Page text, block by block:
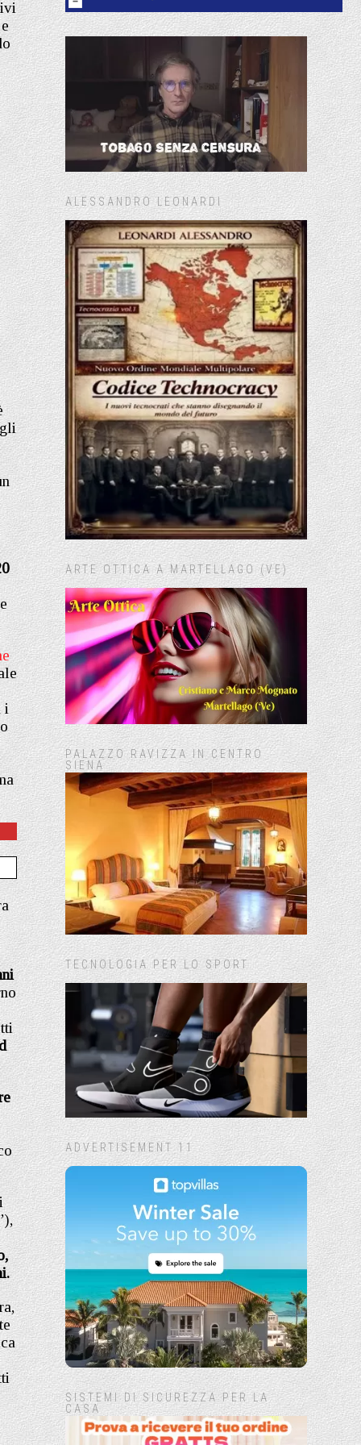
i
ALESSANDRO LEONARDI
ARTE OTTICA A MARTELLAGO (VE)
PALAZZO RAVIZZA IN CENTRO
SIENA
TECNOLOGIA PER LO SPORT
ADVERTISEMENT 11
SISTEMI DI SICUREZZA PER LA
CASA